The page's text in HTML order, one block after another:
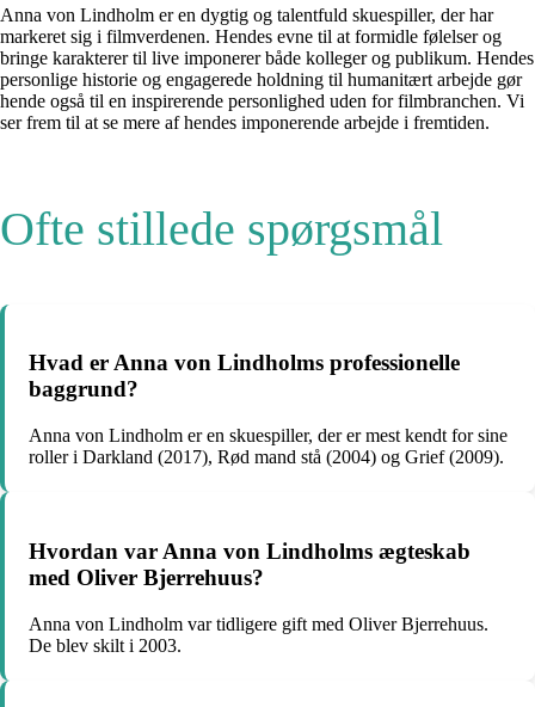
Anna von Lindholm er en dygtig og talentfuld skuespiller, der har
markeret sig i filmverdenen. Hendes evne til at formidle følelser og
bringe karakterer til live imponerer både kolleger og publikum. Hendes
personlige historie og engagerede holdning til humanitært arbejde gør
hende også til en inspirerende personlighed uden for filmbranchen. Vi
ser frem til at se mere af hendes imponerende arbejde i fremtiden.
Ofte stillede spørgsmål
Hvad er Anna von Lindholms professionelle
baggrund?
Anna von Lindholm er en skuespiller, der er mest kendt for sine
roller i Darkland (2017), Rød mand stå (2004) og Grief (2009).
Hvordan var Anna von Lindholms ægteskab
med Oliver Bjerrehuus?
Anna von Lindholm var tidligere gift med Oliver Bjerrehuus.
De blev skilt i 2003.